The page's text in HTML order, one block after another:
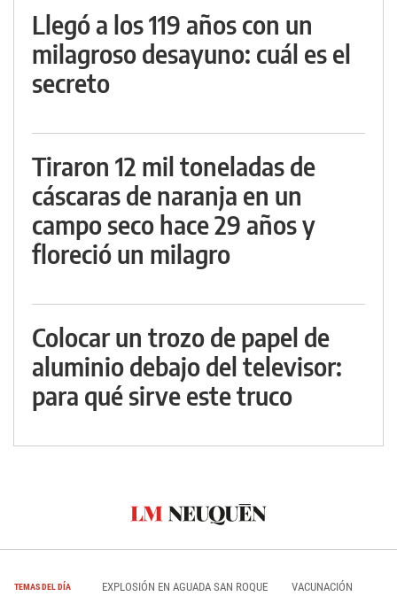
Llegó a los 119 años con un
milagroso desayuno: cuál es el
secreto
Tiraron 12 mil toneladas de
cáscaras de naranja en un
campo seco hace 29 años y
floreció un milagro
Colocar un trozo de papel de
aluminio debajo del televisor:
para qué sirve este truco
TEMAS DEL DÍA EXPLOSIÓN EN AGUADA SAN ROQUE VACUNACIÓN